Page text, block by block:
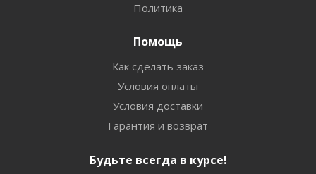
Политика
Помощь
Как сделать заказ
Условия оплаты
Условия доставки
Гарантия и возврат
Будьте всегда в курсе!